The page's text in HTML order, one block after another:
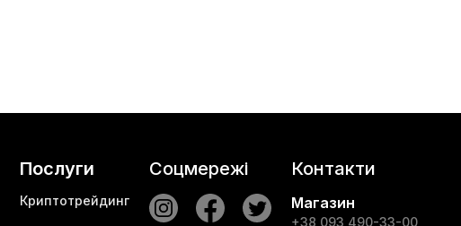
Послуги
Криптотрейдинг
Соцмережі Контакти
Магазин
+38 093 490-33-00